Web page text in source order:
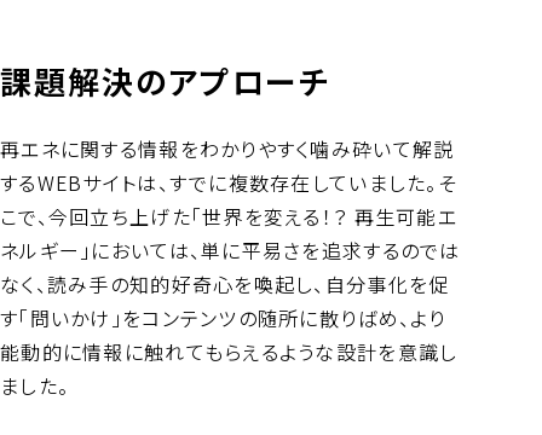
課題解決のアプローチ
再エネに関する情報をわかりやすく噛み砕いて解説
するWEBサイトは、すでに複数存在していました。そ
こで、今回立ち上げた「世界を変える！？ 再生可能エ
ネルギー」においては、単に平易さを追求するのでは
なく、読み手の知的好奇心を喚起し、自分事化を促
す「問いかけ」をコンテンツの随所に散りばめ、より
能動的に情報に触れてもらえるような設計を意識し
ました。